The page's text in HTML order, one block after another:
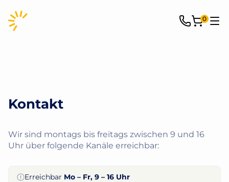
0
Kontakt
Wir sind montags bis freitags zwischen 9 und 16
Uhr über folgende Kanäle erreichbar:
Erreichbar Mo – Fr, 9 – 16 Uhr